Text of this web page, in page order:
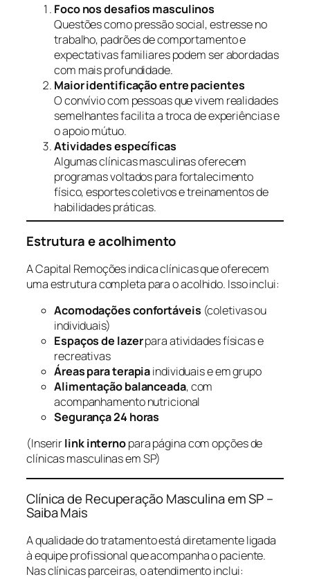
Foco nos desafios masculinos
Questões como pressão social, estresse no
trabalho, padrões de comportamento e
expectativas familiares podem ser abordadas
com mais profundidade.
Maior identificação entre pacientes
O convívio com pessoas que vivem realidades
semelhantes facilita a troca de experiências e
o apoio mútuo.
Atividades específicas
Algumas clínicas masculinas oferecem
programas voltados para fortalecimento
físico, esportes coletivos e treinamentos de
habilidades práticas.
Estrutura e acolhimento
A Capital Remoções indica clínicas que oferecem
uma estrutura completa para o acolhido. Isso inclui:
Acomodações confortáveis (coletivas ou
individuais)
Espaços de lazerpara atividades físicas e
recreativas
Áreas para terapiaindividuais e em grupo
Alimentação balanceada, com
acompanhamento nutricional
Segurança 24 horas
(Inserirlink internopara página com opções de
clínicas masculinas em SP)
Clínica de Recuperação Masculina em SP –
Saiba Mais
A qualidade do tratamento está diretamente ligada
à equipe profissional que acompanha o paciente.
Nas clínicas parceiras, o atendimento inclui: